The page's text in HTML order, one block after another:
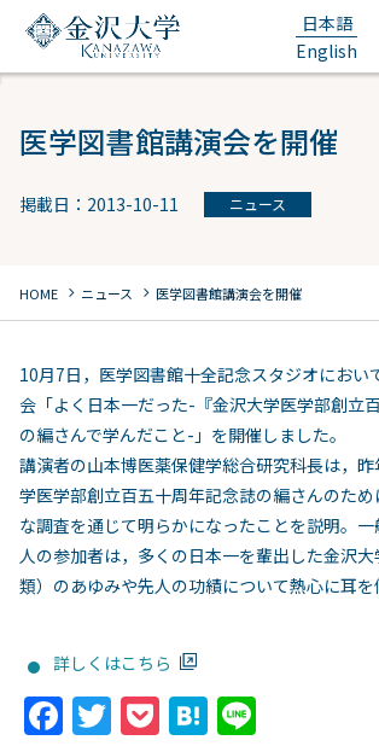
日本語
English
医学図書館講演会を開催
掲載日：2013-10-11 ニュース
HOME chevron_right ニュース chevron_right 医学図書館講演会を開催
10月7日，医学図書館十全記念スタジオにおい
会「よく日本一だった-『金沢大学医学部創立
の編さんで学んだこと-」を開催しました。
講演者の山本博医薬保健学総合研究科長は，
学医学部創立百五十周年記念誌の編さんのた
な調査を通じて明らかになったことを説明。
人の参加者は，多くの日本一を輩出した金沢
類）のあゆみや先人の功績について熱心に耳を
詳しくはこちら
F T P H